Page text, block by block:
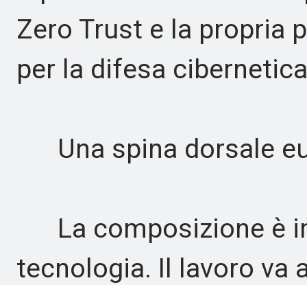
Zero Trust e la propria
per la difesa
Una spina dorsale
La composizione è
tecnologia. Il lavoro va